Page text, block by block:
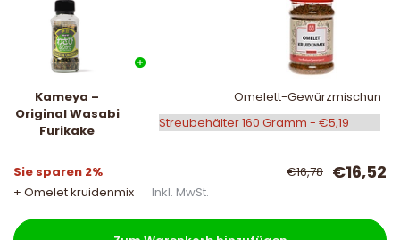
Kameya –
Original Wasabi
Furikake
Omelett-Gewürzmischung
Sie sparen 2% €16,78 €16,52
+ Omelet kruidenmix Inkl. MwSt.